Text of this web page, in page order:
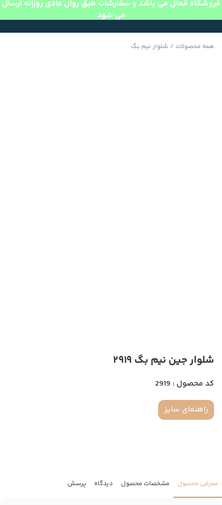
فروشگاه فعال می باشد و سفارشات طبق روال عادی روزانه ارسال
می شود
همه محصولات / شلوار نیم بگ
شلوار جین نیم بگ 2919
کد محصول : 2919
راهنمای سایز
معرفی محصول مشخصات محصول دیدگاه پرسش